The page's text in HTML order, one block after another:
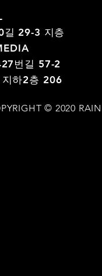
길 29-3 지층
번길 57-2
지하2층 206
© 2020